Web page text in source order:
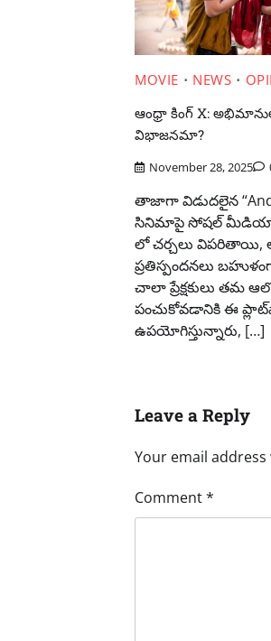
MOVIE NEWS
ఆంధ్రా కింగ్ X:
విభాజనమా?
November 28, 2025
తాజాగా విడుదలైన
సినిమాపై సోషల్ మీడియా
లో చర్చలు విపరితాయి,
ప్రతిస్పందనలు
చాలా ప్రేక్షకులు తమ
పంచుకోవడానికి ఈ
ఉపయోగిస్తున్నారు, […]
Leave a Reply
Your email
Comment*